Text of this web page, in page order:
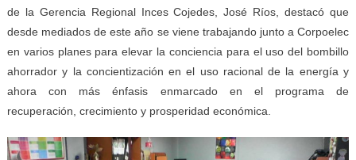
de la Gerencia Regional Inces Cojedes, José Ríos, destacó que
desde mediados de este año se viene trabajando junto a Corpoelec
en varios planes para elevar la conciencia para el uso del bombillo
ahorrador y la concientización en el uso racional de la energía y
ahora con más énfasis enmarcado en el programa de
recuperación, crecimiento y prosperidad económica.